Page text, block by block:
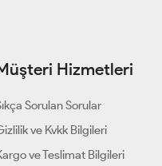
Hizmetleri
Sorulan Sorular
ve Kvkk Bilgileri
ve Teslimat Bilgileri